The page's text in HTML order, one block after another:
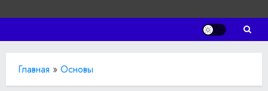
Главная » Основы